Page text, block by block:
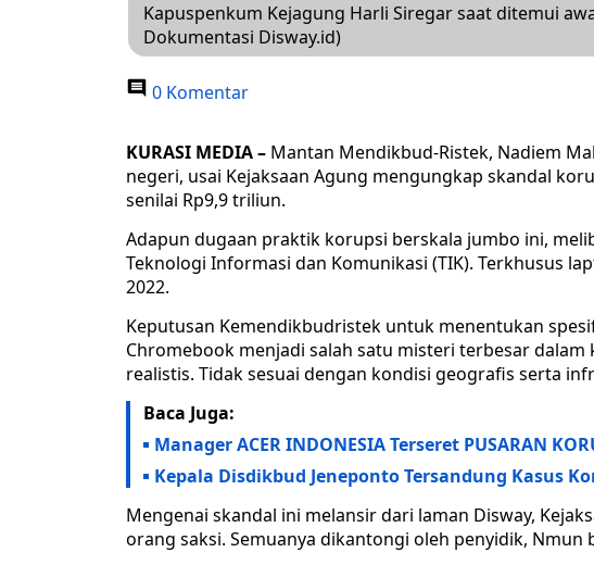
Kapuspenkum Kejagung Harli Siregar saat ditemui
Dokumentasi Disway.id)
0 Komentar
KURASI MEDIA – Mantan Mendikbud-Ristek, Nadiem
negeri, usai Kejaksaan Agung mengungkap skandal
senilai Rp9,9 triliun.
Adapun dugaan praktik korupsi berskala jumbo ini,
Teknologi Informasi dan Komunikasi (TIK). Terkhusus
2022.
Keputusan Kemendikbudristek untuk menentukan
Chromebook menjadi salah satu misteri terbesar
realistis. Tidak sesuai dengan kondisi geografis serta
Baca Juga:
Manager ACER INDONESIA Terseret PUSARAN
Kepala Disdikbud Jeneponto Tersandung Kasus
Mengenai skandal ini melansir dari laman Disway,
orang saksi. Semuanya dikantongi oleh penyidik, Nmun